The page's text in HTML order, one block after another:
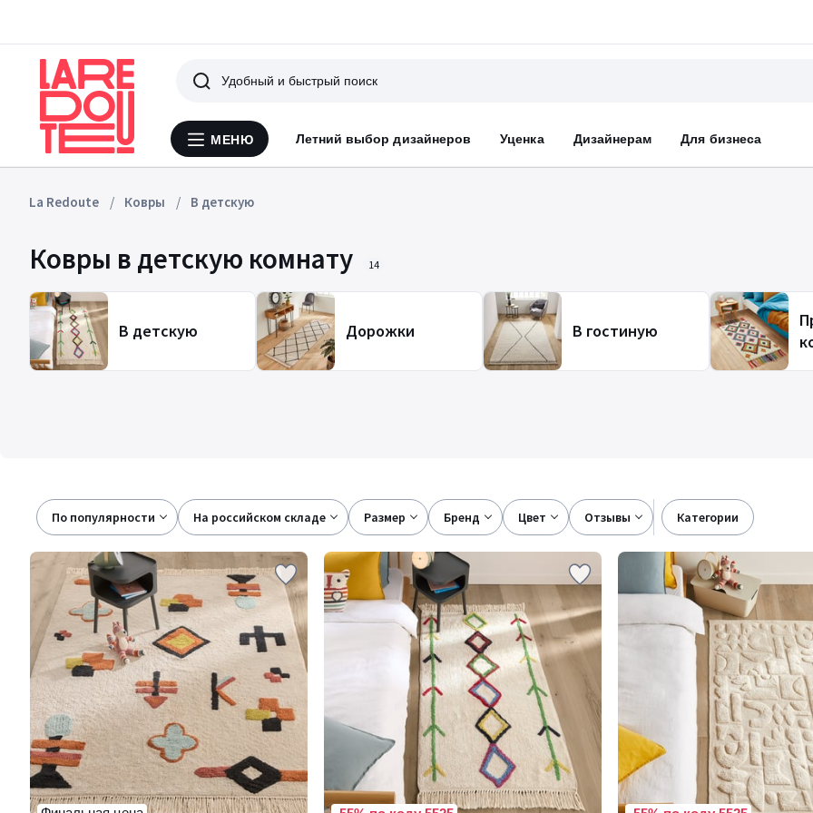
Меню
МЕНЮ Летний выбор дизайнеров Уценка Дизайнерам Для бизнеса
Поиск
La Redoute Ковры В детскую
Ковры в детскую комнату 14
В детскую Дорожки В гостиную
По популярности
на российском складе размер бренд цвет отзывы категории